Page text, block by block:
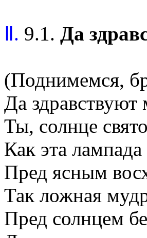
Ⅱ. 9.1. Да
(Поднимемся,
Да здравствуют
Ты, солнце
Как эта лампада
Пред ясным
Так ложная
Пред солнцем